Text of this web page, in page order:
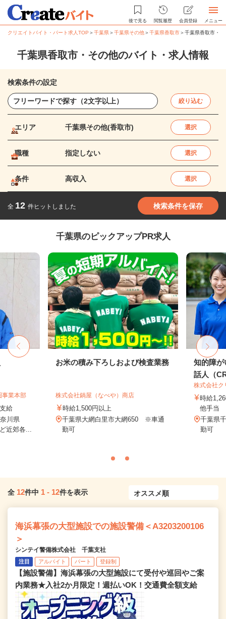
後で見る 閲覧履歴 会員登録 メニュー
クリエイトバイト・パート求人TOP ＞千葉県＞千葉県その他＞千葉県香取市＞千葉県香取市・
千葉県香取市・その他のバイト・求人情報
検索条件の設定
絞り込む
エリア 千葉県その他(香取市) 選択
職種 指定しない 選択
条件 高収入 選択
全 12 件ヒットしました 検索条件を保存
千葉県のピックアップPR求人
業本部
給
川県
近郊各...
お米の積み下ろしおよび検査業務
株式会社鍋屋（なべや）商店
時給1,500円以上
千葉県大網白里市大網650 ※車通
勤可
知的障が
話人（
株式会社ク
時給
他手当
千葉県
勤可
全 12件中 1 - 12件を表示
海浜幕張の大型施設での施設警備＜A3203200106
＞
シンテイ警備株式会社 千葉支社
注目 アルバイト パート 登録制
【施設警備】海浜幕張の大型施設にて受付や巡回やご案
内業務★入社2か月限定！週払いOK！交通費全額支給